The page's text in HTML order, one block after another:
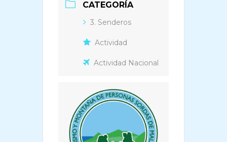
CATEGORÍA
3. Senderos
Actividad
Actividad Nacional